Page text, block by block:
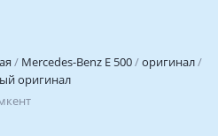
Mercedes-Benz E 500
оригинал
оригинал